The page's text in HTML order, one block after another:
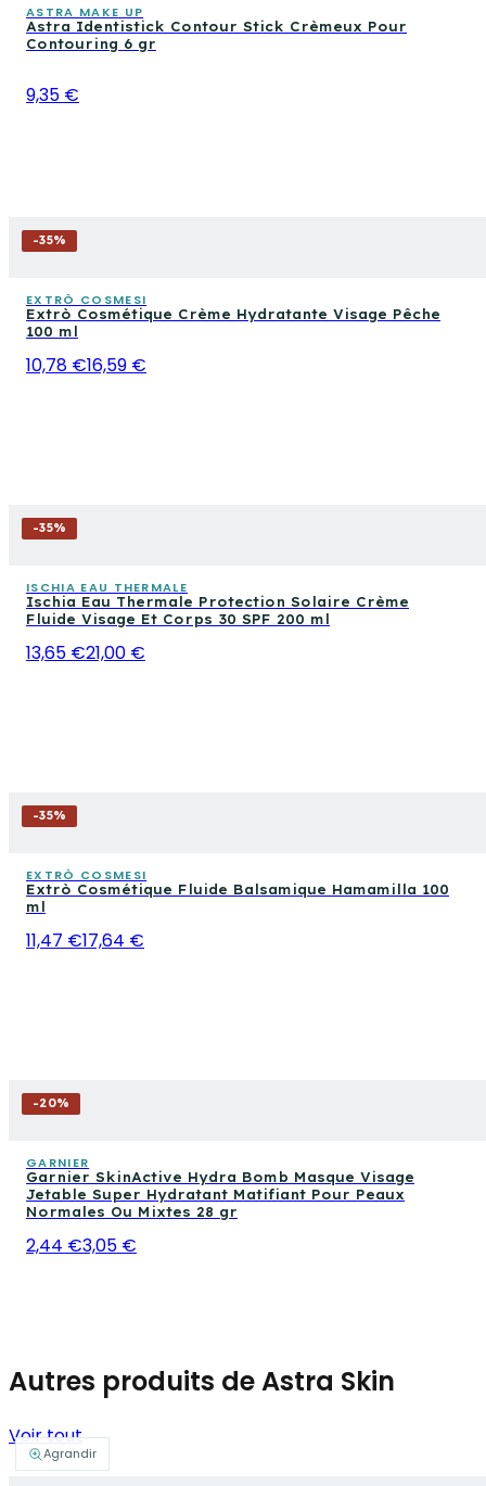
Agrandir
ASTRA MAKE UP
Astra Identistick Contour Stick Crèmeux Pour
Contouring 6 gr
9,35 €
-35%
EXTRÒ COSMESI
Extrò Cosmétique Crème Hydratante Visage Pêche
100 ml
10,78 €16,59 €
-35%
ISCHIA EAU THERMALE
Ischia Eau Thermale Protection Solaire Crème
Fluide Visage Et Corps 30 SPF 200 ml
13,65 €21,00 €
-35%
EXTRÒ COSMESI
Extrò Cosmétique Fluide Balsamique Hamamilla 100
ml
11,47 €17,64 €
-20%
GARNIER
Garnier SkinActive Hydra Bomb Masque Visage
Jetable Super Hydratant Matifiant Pour Peaux
Normales Ou Mixtes 28 gr
2,44 €3,05 €
Autres produits de Astra Skin
Voir tout